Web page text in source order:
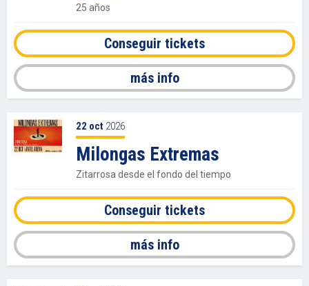
25 años
Conseguir tickets
más info
22 oct 2026
Milongas Extremas
Zitarrosa desde el fondo del tiempo
Conseguir tickets
más info